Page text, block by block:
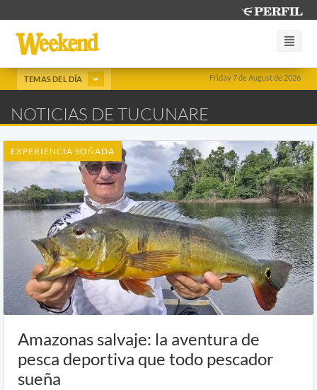
Friday 7 de August de 2026
TEMAS DEL DÍA
NOTICIAS DE TUCUNARE
EXPERIENCIA SOÑADA
Amazonas salvaje: la aventura de
pesca deportiva que todo pescador
sueña